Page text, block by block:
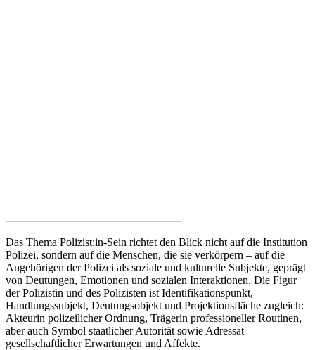
Das Thema Polizist:in-Sein richtet den Blick nicht auf die Institution
Polizei, sondern auf die Menschen, die sie verkörpern – auf die
Angehörigen der Polizei als soziale und kulturelle Subjekte, geprägt
von Deutungen, Emotionen und sozialen Interaktionen. Die Figur
der Polizistin und des Polizisten ist Identifikationspunkt,
Handlungssubjekt, Deutungsobjekt und Projektionsfläche zugleich:
Akteurin polizeilicher Ordnung, Trägerin professioneller Routinen,
aber auch Symbol staatlicher Autorität sowie Adressat
gesellschaftlicher Erwartungen und Affekte.